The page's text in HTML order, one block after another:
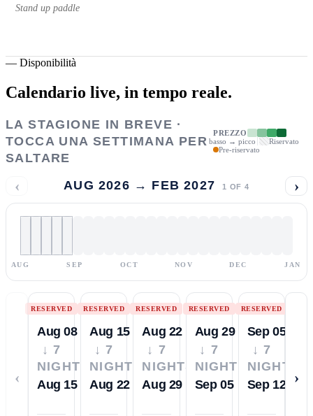
Stand up paddle
— Disponibilità
Calendario live, in tempo reale.
LA STAGIONE IN BREVE ·
TOCCA UNA SETTIMANA PER
SALTARE
PREZZO
basso → picco
Riservato
Pre-riservato
‹ AUG 2026 → FEB 2027 1 OF 4 ›
AUG SEP OCT NOV DEC JAN
‹
RESERVED
Aug 08
↓ 7
NIGHTS
Aug 15
RESERVED
Aug 15
↓ 7
NIGHTS
Aug 22
RESERVED
Aug 22
↓ 7
NIGHTS
Aug 29
RESERVED
Aug 29
↓ 7
NIGHTS
Sep 05
RESERVED
Sep 05
↓ 7
NIGHTS
Sep 12
›